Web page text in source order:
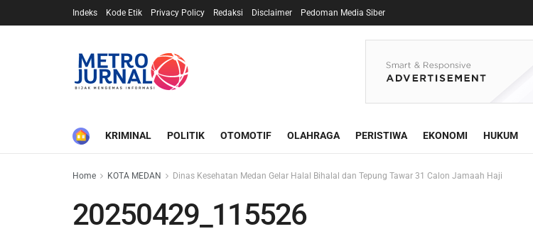
Indeks Kode Etik Privacy Policy Redaksi Disclaimer Pedoman Media Siber
HOMEKRIMINAL POLITIK OTOMOTIF OLAHRAGA PERISTIWA EKONOMI HUKUM
Home KOTA MEDAN Dinas Kesehatan Medan Gelar Halal Bihalal dan Tepung Tawar 31 Calon Jamaah Haji
20250429_115526